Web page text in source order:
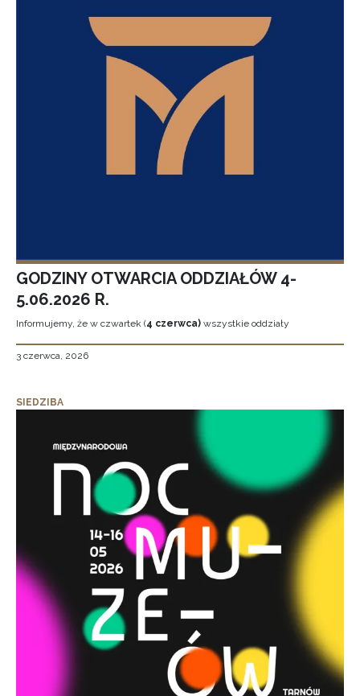
GODZINY OTWARCIA ODDZIAŁÓW 4-
5.06.2026 R.
Informujemy, że w czwartek (4 czerwca) wszystkie oddziały
3 czerwca, 2026
SIEDZIBA